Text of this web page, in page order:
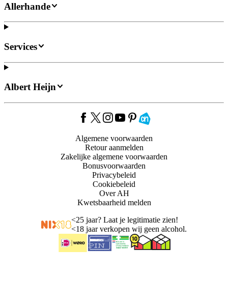
Allerhande
Services
Albert Heijn
Algemene voorwaarden
Retour aanmelden
Zakelijke algemene voorwaarden
Bonusvoorwaarden
Privacybeleid
Cookiebeleid
Over AH
Kwetsbaarheid melden
<25 jaar? Laat je legitimatie zien!
<18 jaar verkopen wij geen alcohol.